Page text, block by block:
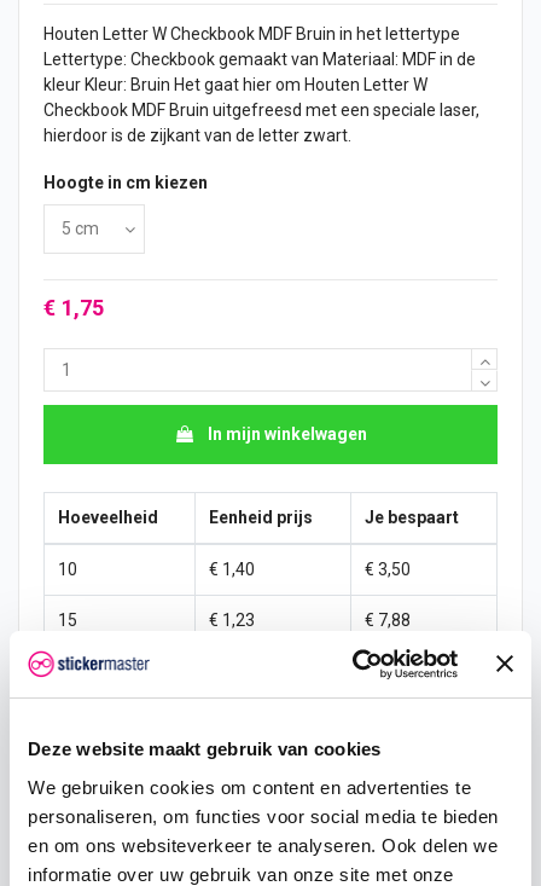
Deze website maakt gebruik van cookies
We gebruiken cookies om content en advertenties te
personaliseren, om functies voor social media te bieden
en om ons websiteverkeer te analyseren. Ook delen we
informatie over uw gebruik van onze site met onze
Houten LetterW Checkbook MDF Bruin in het lettertype
Lettertype: Checkbook gemaakt van Materiaal: MDF in de
kleur Kleur: Bruin Het gaat hier om Houten Letter W
Checkbook MDF Bruin uitgefreesd met een speciale laser,
hierdoor is de zijkant van de letter zwart.
Hoogte in cm kiezen
€ 1,75
In mijn winkelwagen
Hoeveelheid Eenheid prijs Je bespaart
10 € 1,40 € 3,50
15 € 1,23 € 7,88
25 € 15,31
200 € 0,88 € 175,00
500 € 0,70 € 525,00